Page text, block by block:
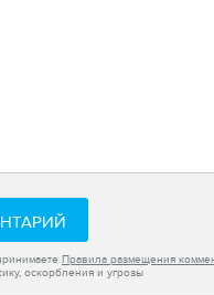
Правила размещения
оскорбления и угрозы